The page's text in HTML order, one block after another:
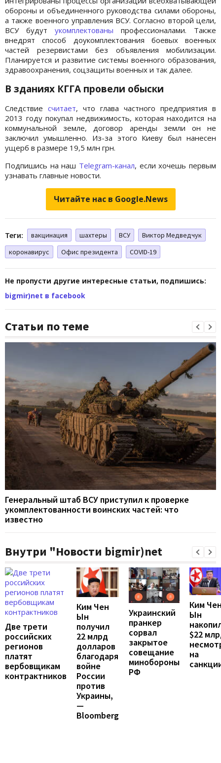
обороны и объединенного руководства силами обороны,
а также военного управления ВСУ. Согласно второй цели,
ВСУ будут укомплектованы профессионалами. Также
внедрят способ доукомплектования боевых военных
частей резервистами без объявления мобилизации.
Планируется и развитие системы военного образования,
здравоохранения, соцзащиты военных и так далее.
В зданиях КГГА провели обыски
Следствие считает, что глава частного предприятия в
2013 году покупал недвижимость, которая находится на
коммунальной земле, договор аренды земли он не
заключил умышленно. Из-за этого Киеву был нанесен
ущерб в размере 19,5 млн грн.
Подпишись на наш Telegram-канал, если хочешь первым
узнавать главные новости.
Читайте нас в Google.News
Теги: вакцинация шахтеры ВСУ
Виктор Медведчук
коронавирус
Офис президента COVID-19
Не пропусти другие интересные статьи, подпишись:
bigmir)net в facebook
Статьи по теме
Генеральный штаб ВСУ приступил к проверке
укомплектованности воинских частей: что
известно
Внутри "Новости bigmir)net
Две трети
российских
регионов
платят
вербовщикам
контрактников
Ким Чен
Ын
получил
22 млрд
долларов
благодаря
войне
России
против
Украины,
—
Bloomberg
Украинский
пранкер
сорвал
закрытое
совещание
минобороны
РФ
Ким
Ын
$22
на